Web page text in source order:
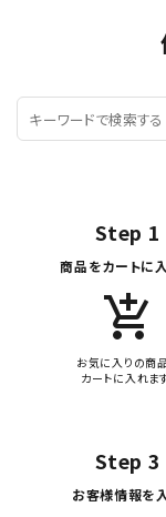
Step 1
商品をカートに
add_shopping_cart
お気に入りの商
カートに入れま
Step 3
お客様情報を